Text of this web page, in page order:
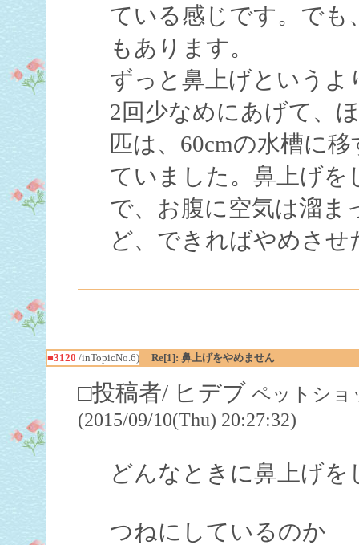
ている感じです。でも
もあります。
ずっと鼻上げというよ
2回少なめにあげて、
匹は、60cmの水槽に
ていました。鼻上げを
で、お腹に空気は溜ま
ど、できればやめさせ
■3120 /inTopicNo.6) Re[1]: 鼻上げをやめません
□投稿者/ ヒデブ ペットショ
(2015/09/10(Thu) 20:27:32)
どんなときに鼻上げ
つねにしているのか